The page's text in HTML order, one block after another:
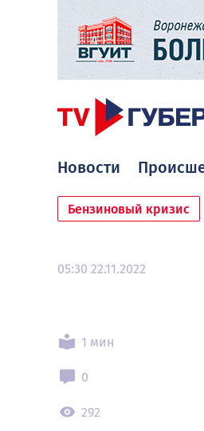
Новости
Бензиновый кризис
05:30 22.11.2022
1 мин
0
292